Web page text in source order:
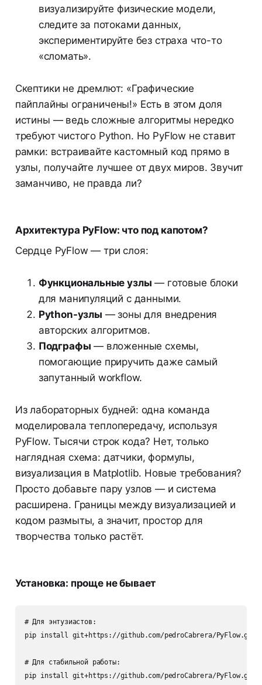
визуализируйте физические модели,
следите за потоками данных,
экспериментируйте без страха что-то
«сломать».
Скептики не дремлют: «Графические
пайплайны ограничены!» Есть в этом доля
истины — ведь сложные алгоритмы нередко
требуют чистого Python. Но PyFlow не ставит
рамки: встраивайте кастомный код прямо в
узлы, получайте лучшее от двух миров. Звучит
заманчиво, не правда ли?
Архитектура PyFlow: что под капотом?
Сердце PyFlow — три слоя:
Функциональные узлы — готовые блоки
для манипуляций с данными.
Python-узлы — зоны для внедрения
авторских алгоритмов.
Подграфы — вложенные схемы,
помогающие приручить даже самый
запутанный workflow.
Из лабораторных будней: одна команда
моделировала теплопередачу, используя
PyFlow. Тысячи строк кода? Нет, только
наглядная схема: датчики, формулы,
визуализация в Matplotlib. Новые требования?
Просто добавьте пару узлов — и система
расширена. Границы между визуализацией и
кодом размыты, а значит, простор для
творчества только растёт.
Установка: проще не бывает
# Для энтузиастов:
pip install git+https://github.com/pedroCabrera/
# Для стабильной работы: